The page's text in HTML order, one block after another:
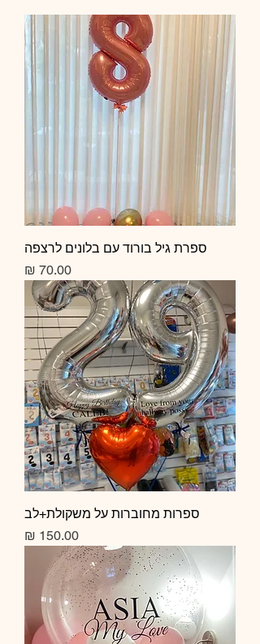
ספרת גיל בורוד עם בלונים לרצפה
מחיר
ספרות מחוברות על משקולת+לב
מחיר